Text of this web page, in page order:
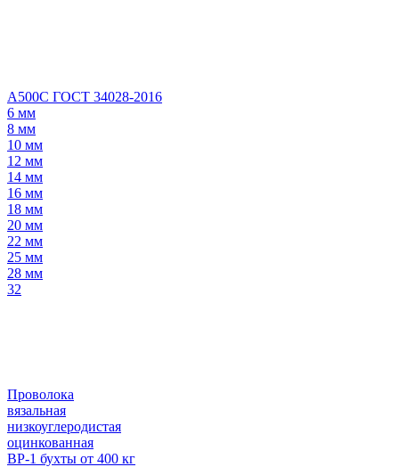
А500С ГОСТ 34028-2016
6 мм
8 мм
10 мм
12 мм
14 мм
16 мм
18 мм
20 мм
22 мм
25 мм
28 мм
32
Проволока
вязальная
низкоуглеродистая
оцинкованная
ВР-1 бухты от 400 кг